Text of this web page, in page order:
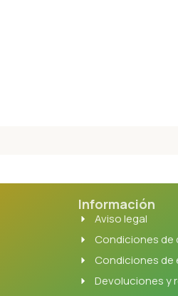
Información
Aviso legal
Condiciones de
Condiciones de
Devoluciones y